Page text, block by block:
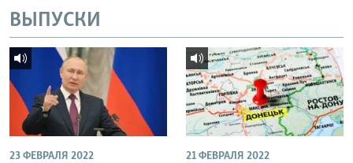
ВЫПУСКИ
23 ФЕВРАЛЯ 2022 21 ФЕВРАЛЯ 2022